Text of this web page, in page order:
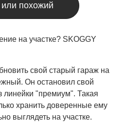
или похожий
на участке? SKOGGY
свой старый гараж на
Он остановил свой
линейки "премиум". Такая
хранить доверенные ему
выглядеть на участке.